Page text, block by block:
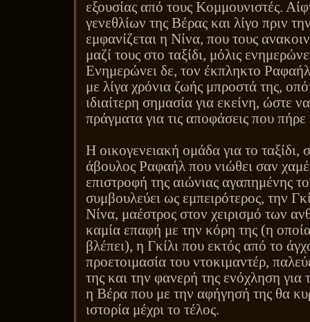
εξουσίας από τους Κομμουνιστές.
γενεθλίων της Βέρας και λίγο πριν
εμφανίζεται η Νίνα, που τους
μαζί τους στο ταξίδι, μόλις
Ενημερώνει δε, τον έκπληκτο
με λίγα χρόνια ζωής μπροστά της,
ιδιαίτερη σημασία για εκείνη, ώστε
πράγματα για τις αποφάσεις που πήρε
Η οικογενειακή ομάδα για το ταξίδι,
άβουλος Ραφαήλ που νιώθει σαν
επιστροφή της αιώνιας αγαπημένης
συμβουλεύει ως εμπειρότερος, την
Νίνα, μαέστρος στον χειρισμό των
καμία επαφή με την κόρη της (η
βλέπει), η Γκίλι που εκτός από το
προετοιμασία του ντοκιμαντέρ,
της και την φανερή της ενόχληση για
η Βέρα που με την αφήγησή της θα
ιστορία μέχρι το τέλος.